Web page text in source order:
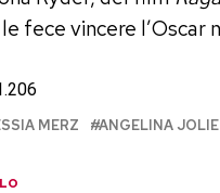
fece vincere l’Oscar
MERZ ANGELINA JOLIE